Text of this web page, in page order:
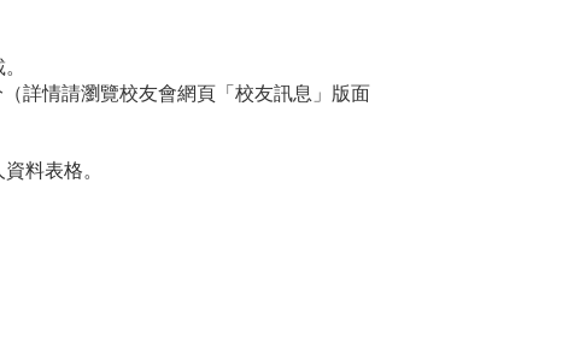
詳情請瀏覽校友會網頁「校友訊息」版面
資料表格。